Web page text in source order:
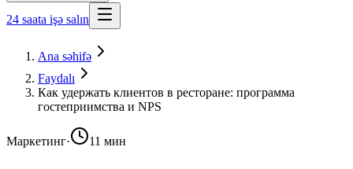
24 saata işə salın
Ana səhifə
Faydalı
Как удержать клиентов в ресторане: программа
гостеприимства и NPS
Маркетинг· 11 мин